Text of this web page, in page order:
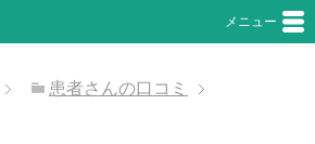
メニュー
患者さんの口コミ